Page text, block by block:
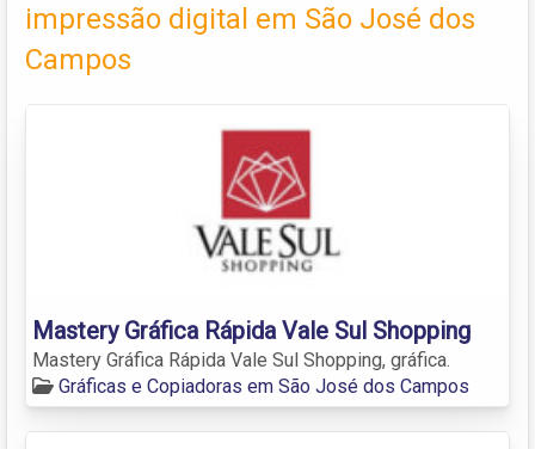
impressão digital em São José dos
Campos
Mastery Gráfica Rápida Vale Sul Shopping
Mastery Gráfica Rápida Vale Sul Shopping, gráfica.
Gráficas e Copiadoras em São José dos Campos